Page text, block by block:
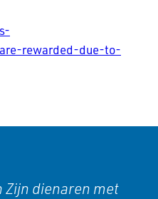
rewarded-due-to-
Zijn dienaren met